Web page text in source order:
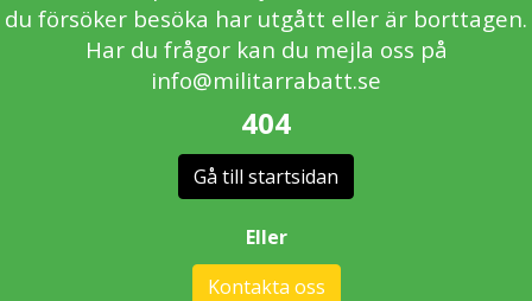
du försöker besöka har utgått eller är borttagen.
Har du frågor kan du mejla oss på
info@militarrabatt.se
404
Gå till startsidan
Eller
Kontakta oss